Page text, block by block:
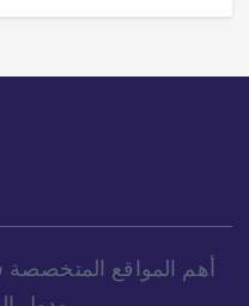
أهم المواقع المتخصصة